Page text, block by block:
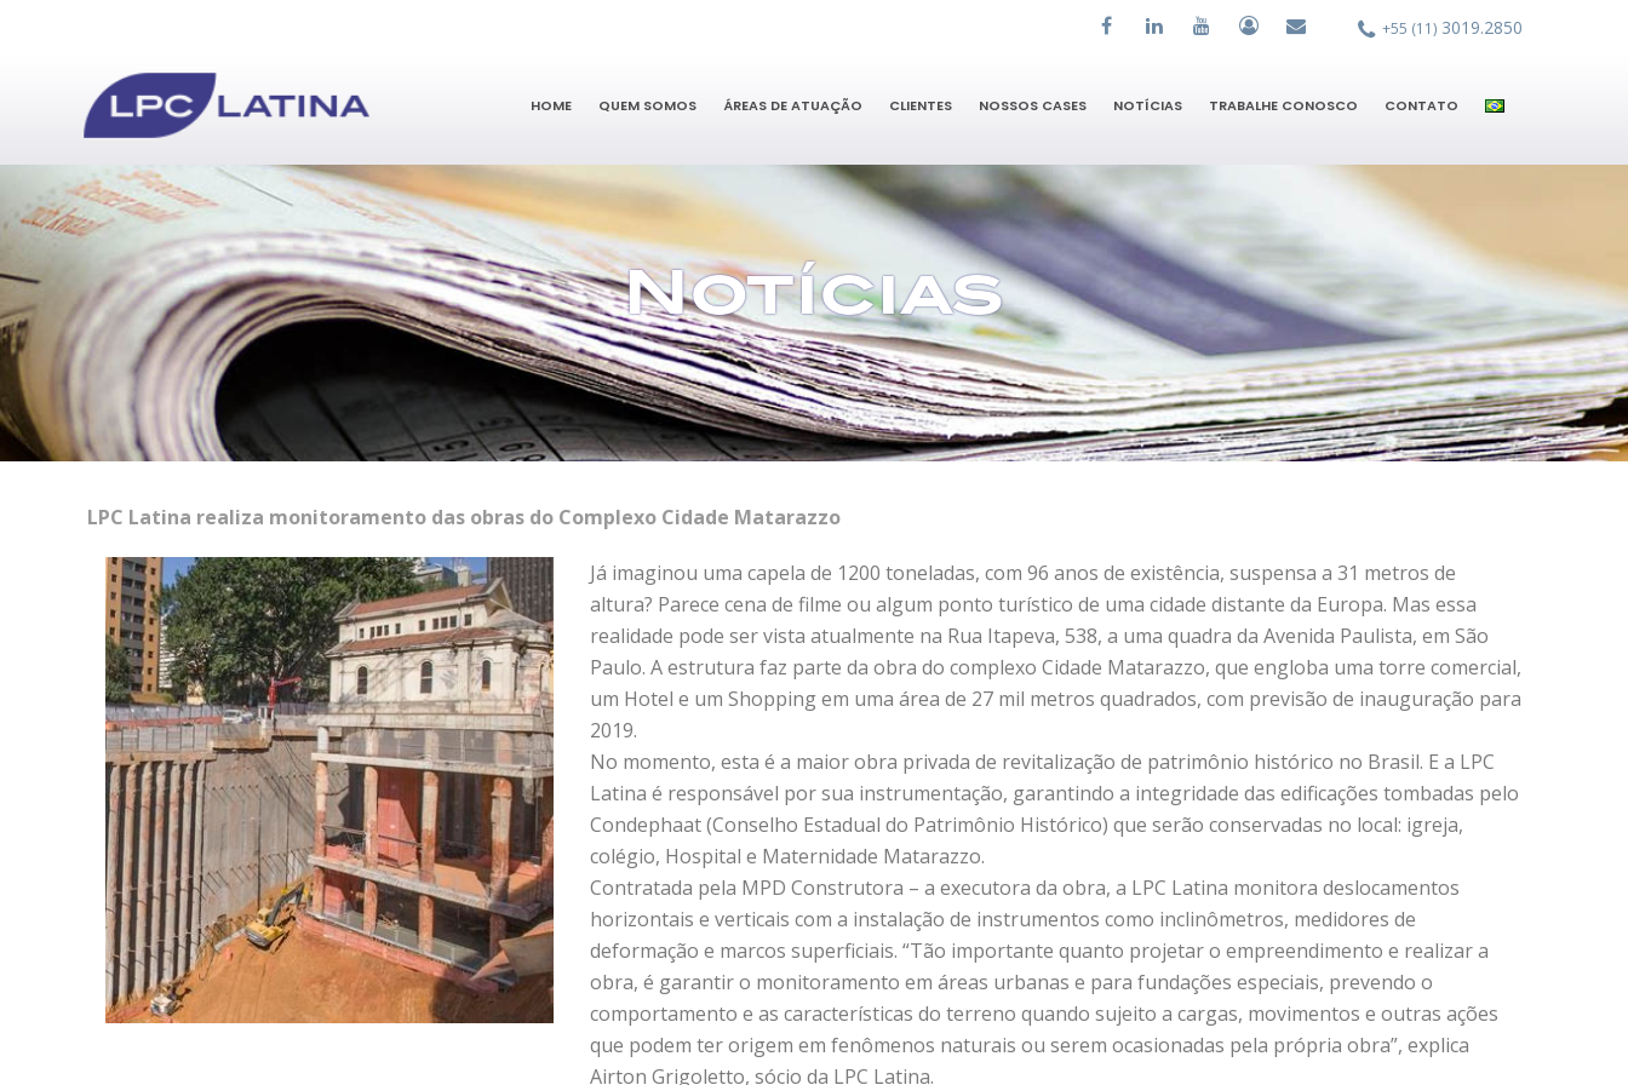
+55 (11) 3019.2850
HOME QUEM SOMOS ÁREAS DE ATUAÇÃO CLIENTES NOSSOS CASES NOTÍCIAS TRABALHE CONOSCO CONTATO
Notícias
LPC Latina realiza monitoramento das obras do Complexo Cidade Matarazzo
Já imaginou uma capela de 1200 toneladas, com 96 anos de existência, suspensa a 31 metros de
altura? Parece cena de filme ou algum ponto turístico de uma cidade distante da Europa. Mas essa
realidade pode ser vista atualmente na Rua Itapeva, 538, a uma quadra da Avenida Paulista, em São
Paulo. A estrutura faz parte da obra do complexo Cidade Matarazzo, que engloba uma torre comercial,
um Hotel e um Shopping em uma área de 27 mil metros quadrados, com previsão de inauguração para
2019.
No momento, esta é a maior obra privada de revitalização de patrimônio histórico no Brasil. E a LPC
Latina é responsável por sua instrumentação, garantindo a integridade das edificações tombadas pelo
Condephaat (Conselho Estadual do Patrimônio Histórico) que serão conservadas no local: igreja,
colégio, Hospital e Maternidade Matarazzo.
Contratada pela MPD Construtora – a executora da obra, a LPC Latina monitora deslocamentos
horizontais e verticais com a instalação de instrumentos como inclinômetros, medidores de
deformação e marcos superficiais. “Tão importante quanto projetar o empreendimento e realizar a
obra, é garantir o monitoramento em áreas urbanas e para fundações especiais, prevendo o
comportamento e as características do terreno quando sujeito a cargas, movimentos e outras ações
que podem ter origem em fenômenos naturais ou serem ocasionadas pela própria obra”, explica
Airton Grigoletto, sócio da LPC Latina.